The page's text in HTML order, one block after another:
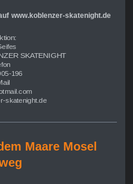
www.koblenzer-skatenight.de
SKATENIGHT
196
skatenight.de
Maare Mosel